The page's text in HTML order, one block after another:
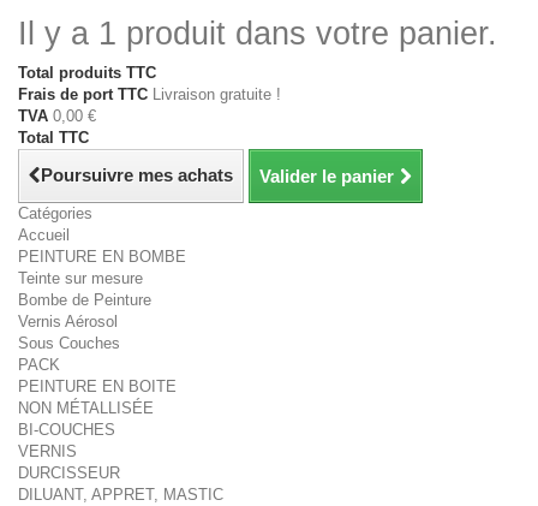
Il y a 1 produit dans votre panier.
Total produits TTC
Frais de port TTC Livraison gratuite !
TVA 0,00 €
Total TTC
Poursuivre mes achats Valider le panier
Catégories
Accueil
PEINTURE EN BOMBE
Teinte sur mesure
Bombe de Peinture
Vernis Aérosol
Sous Couches
PACK
PEINTURE EN BOITE
NON MÉTALLISÉE
BI-COUCHES
VERNIS
DURCISSEUR
DILUANT, APPRET, MASTIC